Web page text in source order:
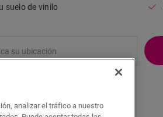
suelo de vinilo
analizar el tráfico a nuestro